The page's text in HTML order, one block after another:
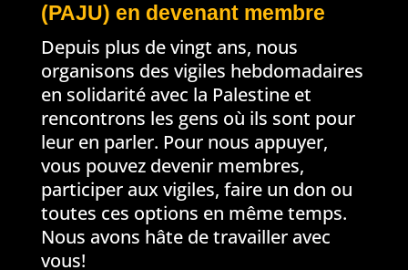
(PAJU) en devenant membre
Depuis plus de vingt ans, nous
organisons des vigiles hebdomadaires
en solidarité avec la Palestine et
rencontrons les gens où ils sont pour
leur en parler. Pour nous appuyer,
vous pouvez devenir membres,
participer aux vigiles, faire un don ou
toutes ces options en même temps.
Nous avons hâte de travailler avec
vous!